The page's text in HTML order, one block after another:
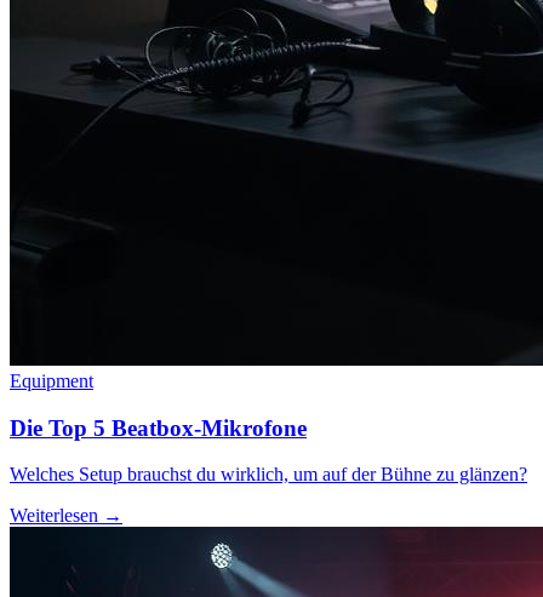
Equipment
Die Top 5 Beatbox-Mikrofone
Welches Setup brauchst du wirklich, um auf der Bühne zu glänzen?
Weiterlesen →